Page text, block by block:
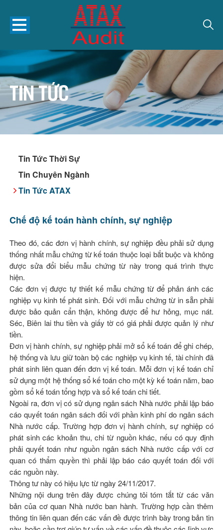
Tin tức
Tin Tức Thời Sự
Tin Chuyên Ngành
Tin Tức ATAX
Chế độ kế toán hành chính, sự nghiệp
Theo đó, các đơn vị hành chính, sự nghiệp đều phải sử dụng
thống nhất mẫu chứng từ kế toán thuộc loại bắt buộc và không
được sửa đổi biểu mẫu chứng từ này trong quá trình thực
hiện.
Các đơn vị được tự thiết kế mẫu chứng từ để phản ánh các
nghiệp vụ kinh tế phát sinh. Đối với mẫu chứng từ in sẵn phải
được bảo quản cẩn thận, không được để hư hỏng, mục nát.
Séc, Biên lai thu tiền và giấy tờ có giá phải được quản lý như
tiền.
Đơn vị hành chính, sự nghiệp phải mở sổ kế toán để ghi chép,
hệ thống và lưu giữ toàn bộ các nghiệp vụ kinh tế, tài chính đã
phát sinh liên quan đến đơn vị kế toán. Mỗi đơn vị kế toán chỉ
sử dụng một hệ thống sổ kế toán cho một kỳ kế toán năm, bao
gồm sổ kế toán tổng hợp và sổ kế toán chi tiết.
Ngoài ra, đơn vị có sử dụng ngân sách Nhà nước phải lập báo
cáo quyết toán ngân sách đối với phần kinh phí do ngân sách
Nhà nước cấp. Trường hợp đơn vị hành chính, sự nghiệp có
phát sinh các khoản thu, chi từ nguồn khác, nếu có quy định
phải quyết toán như nguồn ngân sách Nhà nước cấp với cơ
quan có thẩm quyền thì phải lập báo cáo quyết toán đối với
các nguồn này.
Thông tư này có hiệu lực từ ngày 24/11/2017.
Những nội dung trên đây được chúng tôi tóm tắt từ các văn
bản của cơ quan Nhà nước ban hành. Trường hợp cần thêm
thông tin liên quan đến các vấn đề được trình bày trong bản tin